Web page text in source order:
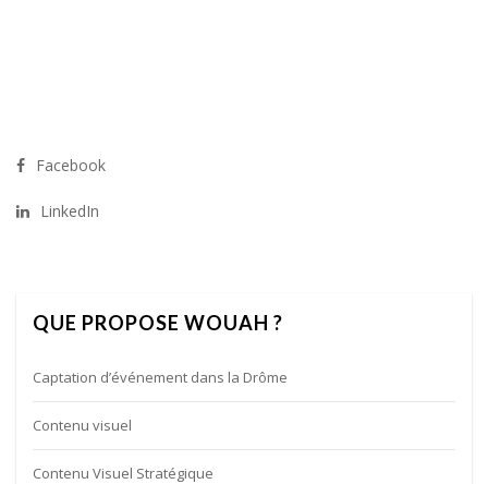
Facebook
LinkedIn
QUE PROPOSE WOUAH ?
Captation d’événement dans la Drôme
Contenu visuel
Contenu Visuel Stratégique